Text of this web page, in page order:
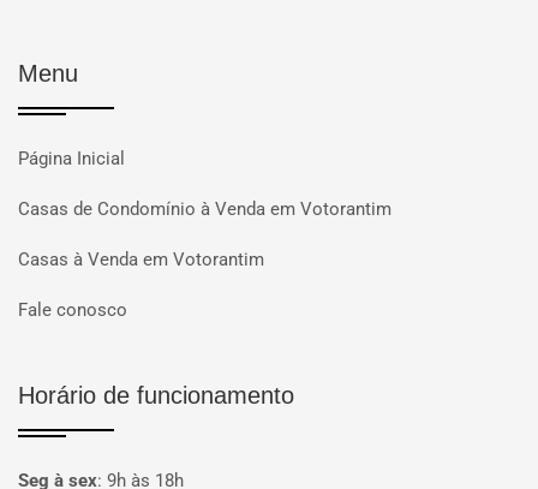
Menu
Página Inicial
Casas de Condomínio à Venda em Votorantim
Casas à Venda em Votorantim
Fale conosco
Horário de funcionamento
Seg à sex: 9h às 18h